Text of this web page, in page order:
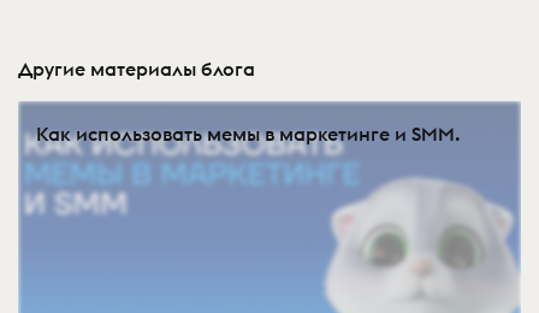
Другие материалы блога
Как использовать мемы в маркетинге и SMM.